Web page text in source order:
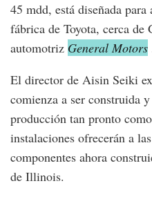
45 mdd, está diseñada
fábrica de Toyota, cerca de
automotriz General Motors
El director de Aisin Seiki
comienza a ser construida
producción tan pronto
instalaciones ofrecerán a
componentes ahora
de Illinois.